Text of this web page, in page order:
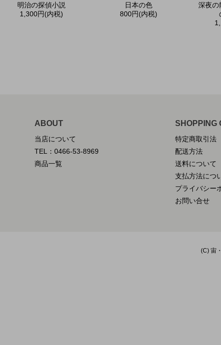
明治の探偵小説
1,300円(内税)
日本の色
800円(内税)
深夜
ABOUT
当店について
TEL：0466-53-8969
商品一覧
SHOPPING
特定商取引法
配送方法
送料について
支払方法につ
プライバシー
お問い合せ
(C) 宙